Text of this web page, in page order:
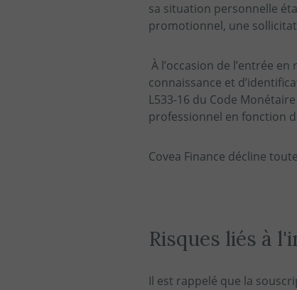
sa situation personnelle
promotionnel, une
À l’occasion de l’entrée
connaissance et
L533-16 du Code
professionnel en fonction
Covea Finance décline
Risques liés à
Il est rappelé que la